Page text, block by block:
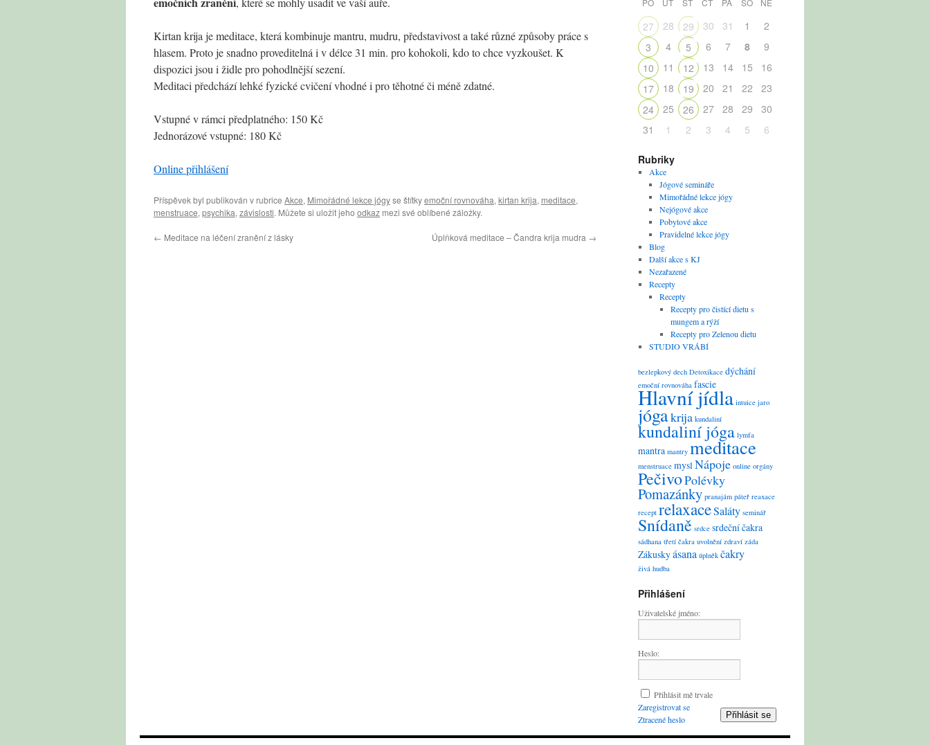
Kirtan krija je meditace, která kombinuje mantru, mudru, představivost a také různé způsoby práce s
hlasem. Proto je snadno proveditelná i v délce 31 min. pro kohokoli, kdo to chce vyzkoušet. K
dispozici jsou i židle pro pohodlnější sezení.
Meditaci předchází lehké fyzické cvičení vhodné i pro těhotné či méně zdatné.
Vstupné v rámci předplatného: 150 Kč
Jednorázové vstupné: 180 Kč
Online přihlášení
Příspěvek byl publikován v rubrice Akce, Mimořádné lekce jógyse štítkyemoční rovnováha, kirtan krija, meditace,
menstruace, psychika, závislosti. Můžete si uložit jeho odkaz mezi své oblíbené záložky.
← Meditace na léčení zranění z lásky Úplňková meditace – Čandra krija mudra →
PO ÚT ST ČT PÁ SO NE
27 28 29 30 31 1
2
3
4 5 6 7 8
9
10
11 12 13 14 15
16
17
18 19 20 21 22
23
24
25 26 27 28 29
30
31
1 2 3 4 5 6
Rubriky
Akce
Jógové semináře
Mimořádné lekce jógy
Nejógové akce
Pobytové akce
Pravidelné lekce jógy
Blog
Další akce s KJ
Nezařazené
Recepty
Recepty
Recepty pro čistící dietu s
mungem a rýží
Recepty pro Zelenou dietu
STUDIO VRÁBÍ
bezlepkový dech Detoxikace dýchání
emoční rovnováha fascie
Hlavní jídla intuice jaro
jógakrija kundaliní
kundaliní jóga lymfa
mantra mantry meditace
menstruace myslNápoje online orgány
PečivoPolévky
Pomazánky pranajám páteř reaxace
recept relaxaceSaláty seminář
Snídaně srdce srdeční čakra
sádhana třetí čakra uvolnění zdraví záda
Zákuskyásana úplněk čakry
živá hudba
Přihlášení
Uživatelské jméno:
Heslo:
Přihlásit mě trvale
Přihlásit se
Zaregistrovat se
Ztracené heslo